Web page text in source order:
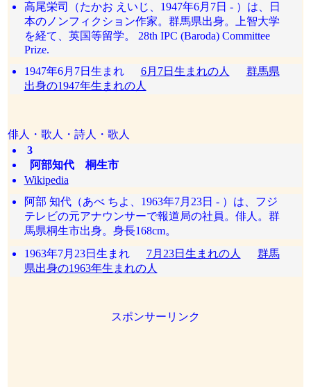
高尾栄司（たかお えいじ、1947年6月7日 - ）は、日
本のノンフィクション作家。群馬県出身。上智大学
を経て、英国等留学。 28th IPC (Baroda) Committee
Prize.
1947年6月7日生まれ 6月7日生まれの人
群馬県
出身の1947年生まれの人
俳人・歌人・詩人・歌人
3
阿部知代 桐生市
Wikipedia
阿部 知代（あべ ちよ、1963年7月23日 - ）は、フジ
テレビの元アナウンサーで報道局の社員。俳人。群
馬県桐生市出身。身長168cm。
1963年7月23日生まれ 7月23日生まれの人
群馬
県出身の1963年生まれの人
スポンサーリンク